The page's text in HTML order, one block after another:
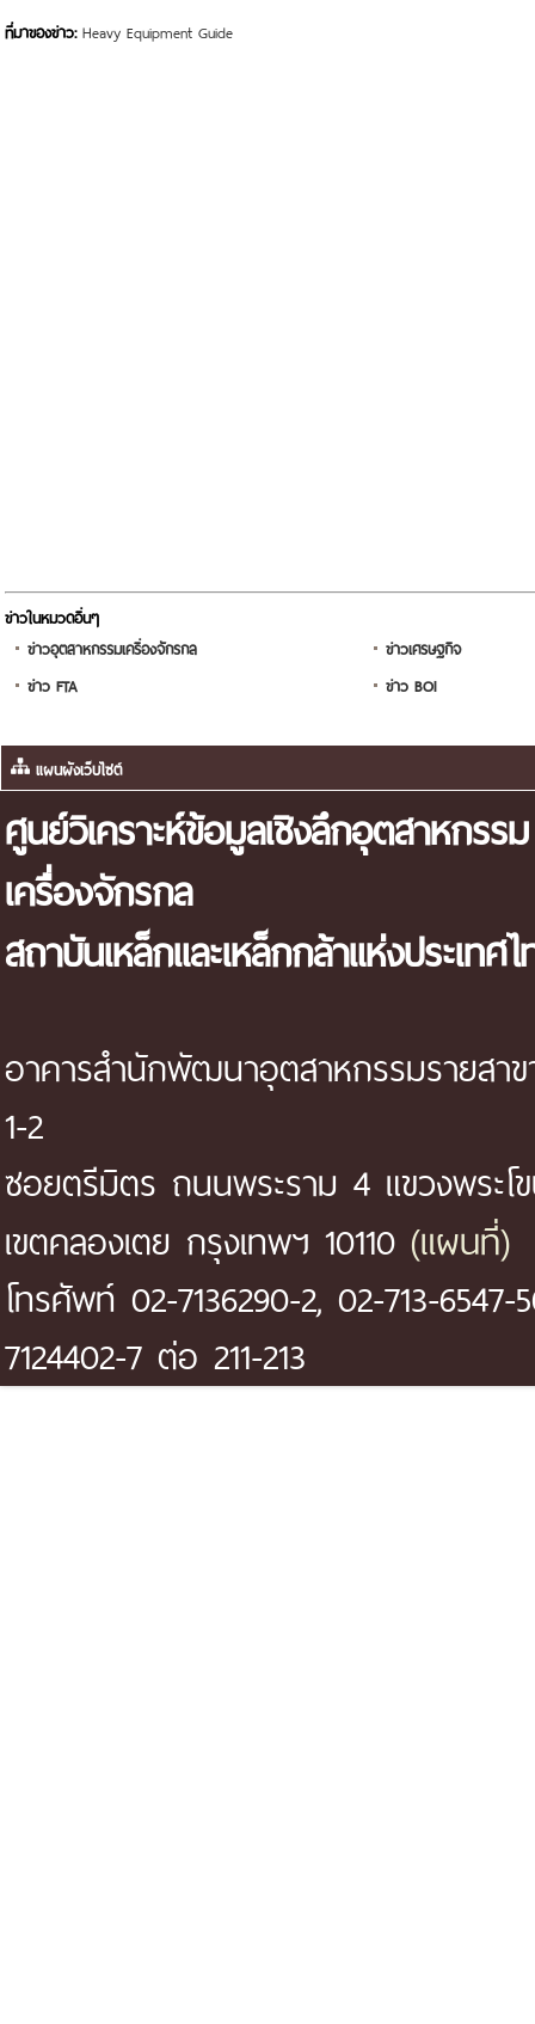
ที่มาของข่าว: Heavy Equipment Guide
ข่าวในหมวดอื่นๆ
ข่าวอุตสาหกรรมเครื่องจักรกล
ข่าวเศรษฐกิจ
ข่าว FTA
ข่าว BOI
ศูนย์วิเคราะห์ข้อมูลเชิงลึกอุตสาหกรรม
เครื่องจักรกล
สถาบันเหล็กและเหล็กกล้าแห่งประเทศ
อาคารสำนักพัฒนาอุตสาหกรรมรายสา
1-2
ซอยตรีมิตร ถนนพระราม 4 แขวงพระโ
เขตคลองเตย กรุงเทพฯ 10110 (แผนที่)
โทรศัพท์ 02-7136290-2, 02-713-6547-
7124402-7 ต่อ 211-213